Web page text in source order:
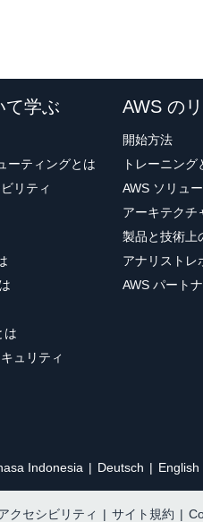
て学ぶ
ーティングとは
リティ
は
ュリティ
AWS の
開始方法
トレーニング
AWS ソリュ
アーキテクチ
製品と技術上
アナリストレ
AWS パート
Indonesia Deutsch English
クセシビリティ | サイト規約 |